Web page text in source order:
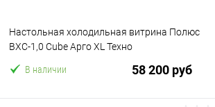
Настольная холодильная витрина Полюс
ВХС-1,0 Cube Арго XL Техно
В наличии 58 200 руб